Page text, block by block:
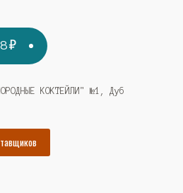
₽Текущая
цена:
65998₽.КОКТЕЙЛИ" №1, Дуб